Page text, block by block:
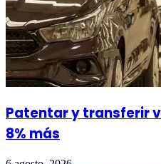
Patentar y transferir
8% más